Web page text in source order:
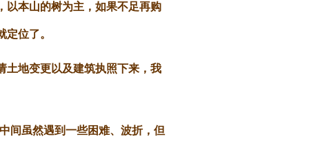
以本山的树为主，如果不足再购
位了。
土地变更以及建筑执照下来，我
间虽然遇到一些困难、波折，但